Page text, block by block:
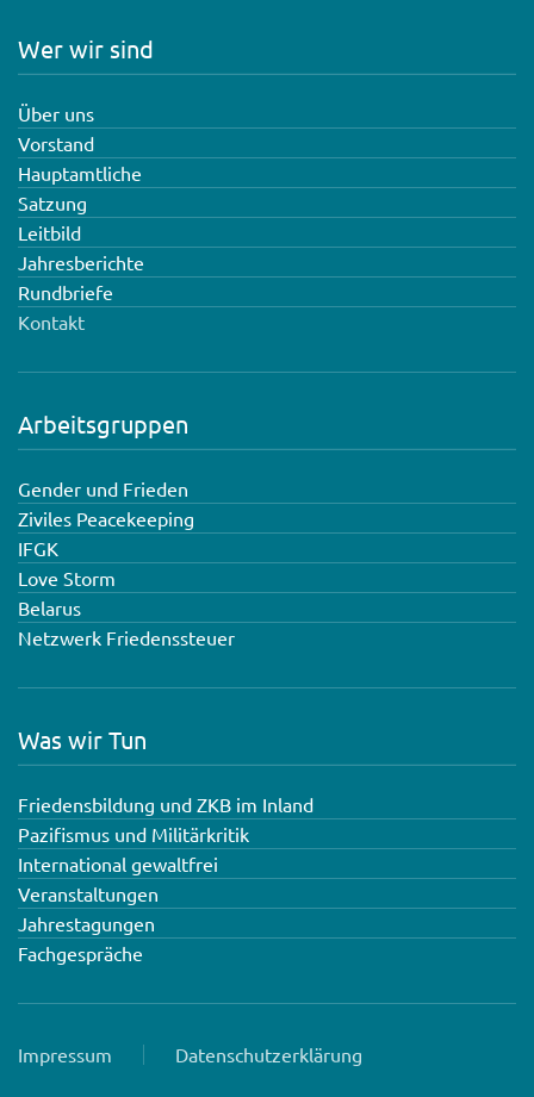
Wer wir sind
Über uns
Vorstand
Hauptamtliche
Satzung
Leitbild
Jahresberichte
Rundbriefe
Kontakt
Arbeitsgruppen
Gender und Frieden
Ziviles Peacekeeping
IFGK
Love Storm
Belarus
Netzwerk Friedenssteuer
Was wir Tun
Friedensbildung und ZKB im Inland
Pazifismus und Militärkritik
International gewaltfrei
Veranstaltungen
Jahrestagungen
Fachgespräche
Impressum Datenschutzerklärung